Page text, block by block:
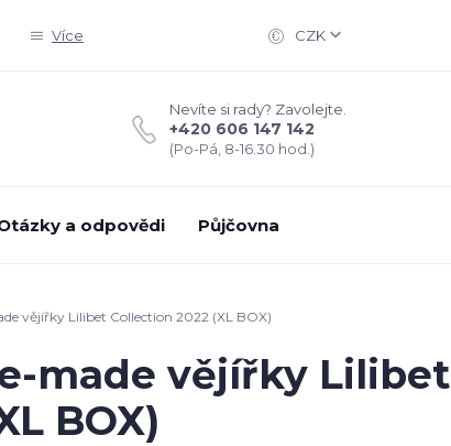
Více CZK
Nevíte si rady? Zavolejte.
+420 606 147 142
(Po-Pá, 8-16.30 hod.)
a odpovědi Půjčovna
vějířky Lilibet Collection 2022 (XL BOX)
made vějířky Lilibet
BOX)